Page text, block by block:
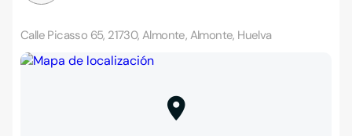
Calle Picasso 65, 21730, Almonte, Almonte, Huelva